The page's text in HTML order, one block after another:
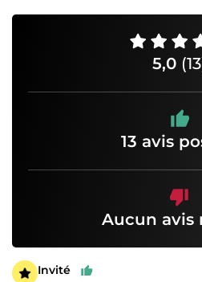
5,0
13 avis
Aucun avis
Invité